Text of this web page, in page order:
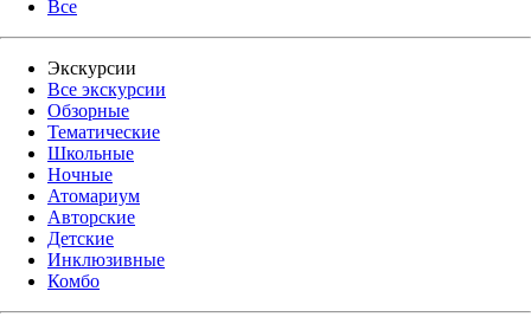
Все
Экскурсии
Все экскурсии
Обзорные
Тематические
Школьные
Ночные
Атомариум
Авторские
Детские
Инклюзивные
Комбо